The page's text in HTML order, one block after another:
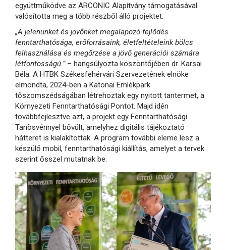
együttműködve az ARCONIC Alapítvány támogatásával
valósította meg a több részből álló projektet.
„A jelenünket és jövőnket megalapozó fejlődés
fenntarthatósága, erőforrásaink, életfeltételeink bölcs
felhasználása és megőrzése a jövő generációi számára
létfontosságú.”– hangsúlyozta köszöntőjében dr. Karsai
Béla. A HTBK Székesfehérvári Szervezetének elnöke
elmondta, 2024-ben a Katonai Emlékpark
tőszomszédságában létrehoztak egy nyitott tantermet, a
Környezeti Fenntarthatósági Pontot. Majd idén
továbbfejlesztve azt, a projekt egy Fenntarthatósági
Tanösvénnyel bővült, amelyhez digitális tájékoztató
hátteret is kialakítottak. A program további eleme lesz a
készülő mobil, fenntarthatósági kiállítás, amelyet a tervek
szerint ősszel mutatnak be.